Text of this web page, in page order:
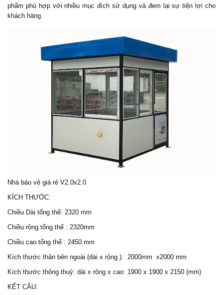
phẩm phù hợp với nhiều mục đích sử dụng và đem lại sự tiện lợi cho
khách hàng.
Nhà bảo vệ giá rẻ V2.0x2.0
KÍCH THƯỚC:
Chiều Dài tổng thể: 2320 mm
Chiều rộng tổng thể : 2320mm
Chiều cao tổng thể : 2450 mm
Kích thước thân bên ngoài (dài x rộng ): 2000mm x2000 mm
Kích thước thông thuỷ: dài x rộng x cao: 1900 x 1900 x 2150 (mm)
KẾT CẤU: